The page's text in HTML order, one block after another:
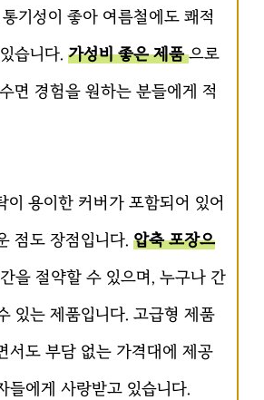
기성이 좋아 여름철에도 쾌적
습니다. 가성비 좋은 제품으로
면 경험을 원하는 분들에게 적
이 용이한 커버가 포함되어 있어
점도 장점입니다. 압축 포장으
을 절약할 수 있으며, 누구나 간
있는 제품입니다. 고급형 제품
서도 부담 없는 가격대에 제공
들에게 사랑받고 있습니다.